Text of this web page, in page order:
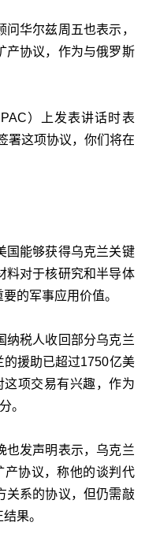
华尔兹周五也表示，
产协议，作为与俄罗斯
）上发表讲话时表
署这项协议，你们将在
国能够获得乌克兰关键
料对于核研究和半导体
的军事应用价值。
纳税人收回部分乌克兰
的援助已超过1750亿美
项交易有兴趣，作为
。
也发声明表示，乌克兰
产协议，称他的谈判代
关系的协议，但仍需敲
果。